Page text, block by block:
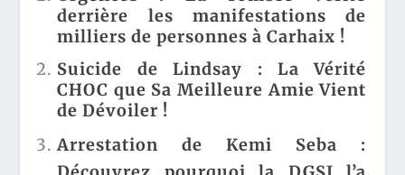
LENT
ENFI
N
LEUR
INDI
CE
CROU
LAN
RPEL
LÉ À
PARI
S !
CE
QUE
LE
ET
NE
VEUT
PAS
QUE
VOUS
SACH
derrière les manifestations de
milliers de personnes à Carhaix !
Suicide de Lindsay : La Vérité
CHOC que Sa Meilleure Amie Vient
de Dévoiler !
Arrestation de Kemi Seba :